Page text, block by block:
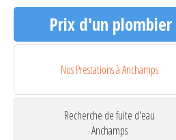
Prix d'un plombier
Nos Prestations à Anchamps
Recherche de fuite d'eau
Anchamps